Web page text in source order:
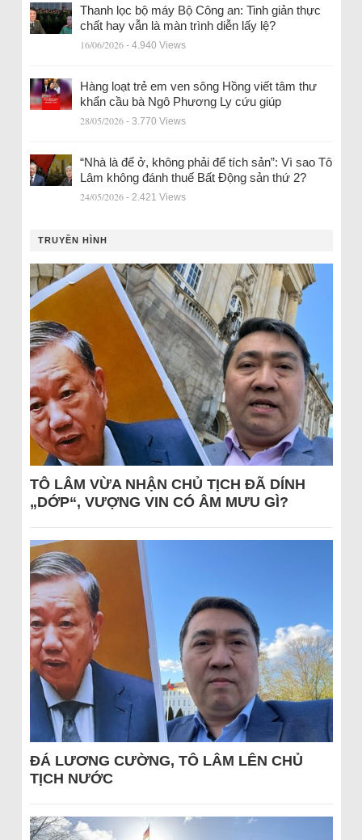
Thanh lọc bộ máy Bộ Công an: Tinh giản thực
chất hay vẫn là màn trình diễn lấy lệ?
16/06/2026 - 4.940 Views
Hàng loạt trẻ em ven sông Hồng viết tâm thư
khẩn cầu bà Ngô Phương Ly cứu giúp
28/05/2026 - 3.770 Views
“Nhà là để ở, không phải để tích sản”: Vì sao Tô
Lâm không đánh thuế Bất Động sản thứ 2?
24/05/2026 - 2.421 Views
TRUYỀN HÌNH
TÔ LÂM VỪA NHẬN CHỦ TỊCH ĐÃ DÍNH
„DỚP“, VƯỢNG VIN CÓ ÂM MƯU GÌ?
ĐÁ LƯƠNG CƯỜNG, TÔ LÂM LÊN CHỦ
TỊCH NƯỚC